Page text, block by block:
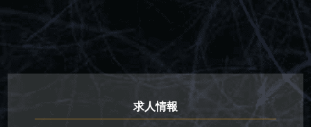
求人情報